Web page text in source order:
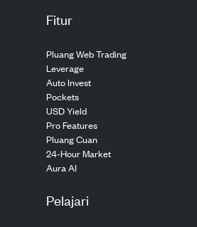
Fitur
Pluang Web Trading
Leverage
Auto Invest
Pockets
USD Yield
Pro Features
Pluang Cuan
24-Hour Market
Aura AI
Pelajari